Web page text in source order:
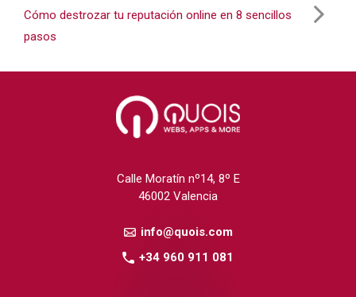
Cómo destrozar tu reputación online en 8 sencillos
pasos
Calle Moratín nº14, 8º E
46002 Valencia
info@quois.com
+34 960 911 081